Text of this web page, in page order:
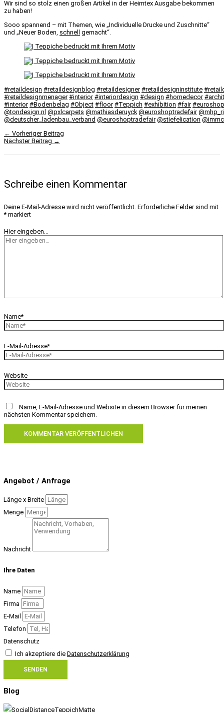
Wir sind so stolz einen großen Artikel in der Heimtex Ausgabe bekommen
zu haben!
Sooo spannend – mit Themen, wie „Individuelle Drucke und Zuschnitte“
und „Neuer Boden, schnell gemacht“.
#retaildesign #retaildesignblog #retaildesigner #retaildesigninstitute
#retaildesignmenager #interior #interiordesign #design #homedecor
#interior #Bodenbelag #Object #floor #Teppich #exhibition #fair #euroshop
@tondesign.nl @pxlcarpets @mathiasderuyck @euroshoptradefair
@deutscher_ladenbau_verband @euroshoptradefair @stiefelication
← Vorheriger Beitrag
Nächster Beitrag →
Schreibe einen Kommentar
Deine E-Mail-Adresse wird nicht veröffentlicht. Erforderliche Felder sind mit
* markiert
Hier eingeben…
Name*
E-Mail-Adresse*
Website
Name, E-Mail-Adresse und Website in diesem Browser für meinen
nächsten Kommentar speichern.
Angebot / Anfrage
Länge x Breite
Menge
Nachricht
Ihre Daten
Name
Firma
E-Mail
Telefon
Datenschutz
Ich akzeptiere die Datenschutzerklärung
SENDEN
Blog